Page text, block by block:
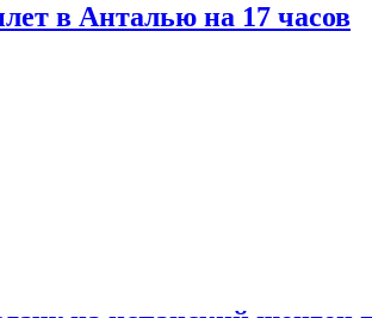
в Анталью на 17 часов